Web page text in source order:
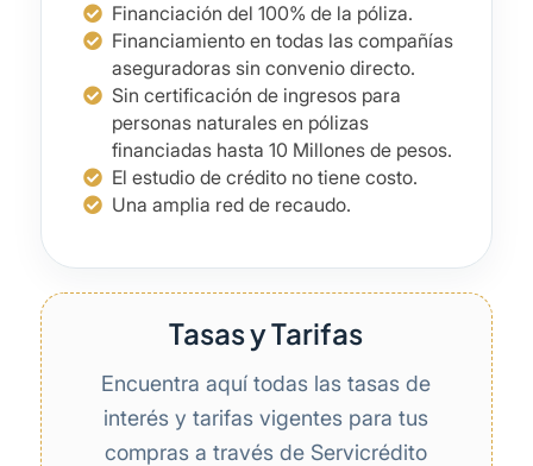
Financiación del 100% de la póliza.
Financiamiento en todas las compañías
aseguradoras sin convenio directo.
Sin certificación de ingresos para
personas naturales en pólizas
financiadas hasta 10 Millones de pesos.
El estudio de crédito no tiene costo.
Una amplia red de recaudo.
Tasas y Tarifas
Encuentra aquí todas las tasas de
interés y tarifas vigentes para tus
compras a través de Servicrédito